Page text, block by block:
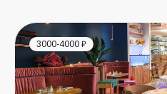
3000-4000 ₽